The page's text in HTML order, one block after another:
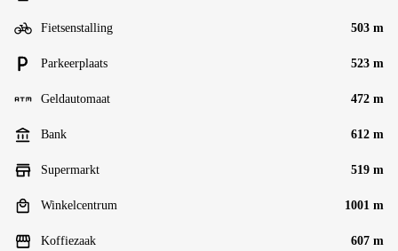
Fietsenstalling 503 m
Parkeerplaats 523 m
Geldautomaat 472 m
Bank 612 m
Supermarkt 519 m
Winkelcentrum 1001 m
Koffiezaak 607 m